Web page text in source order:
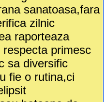
sanatoasa,fara
zilnic
raporteaza
primesc
sa diversific
fie o rutina,ci